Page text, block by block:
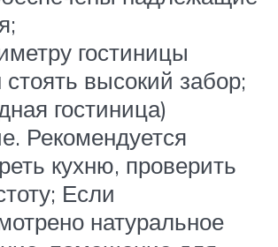
гостиницы
высокий забор;
гостиница)
Рекомендуется
кухню, проверить
Если
натуральное